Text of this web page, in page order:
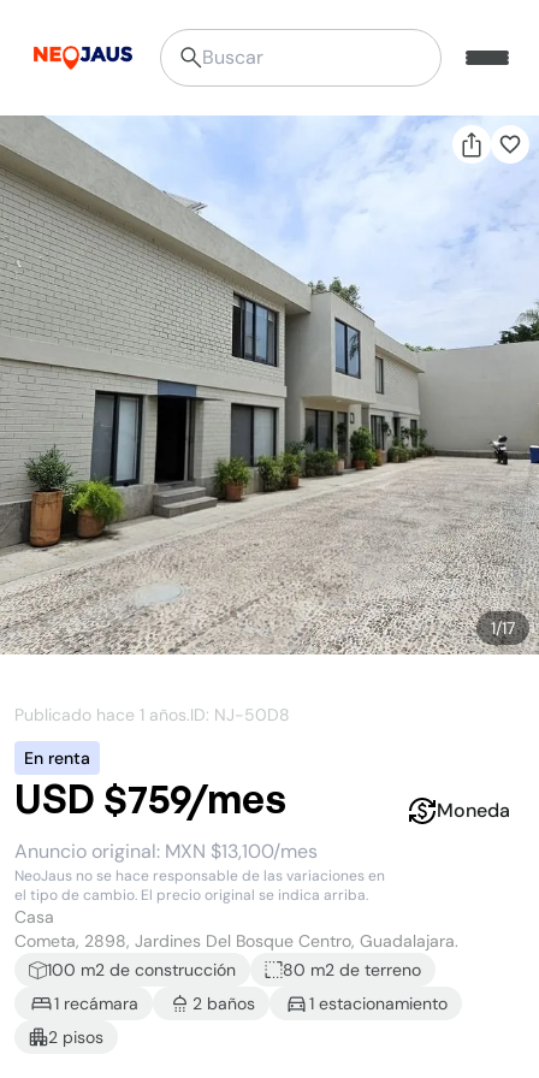
1/17
Publicado hace 1 años.ID: NJ-50D8
En renta
USD $759/mes
Anuncio original: MXN $13,100/mes
NeoJaus no se hace responsable de las variaciones en
el tipo de cambio. El precio original se indica arriba.
Moneda
Casa
Cometa, 2898, Jardines Del Bosque Centro, Guadalajara.
100 m2 de construcción 80 m2 de terreno
1 recámara 2 baños 1 estacionamiento
2 pisos